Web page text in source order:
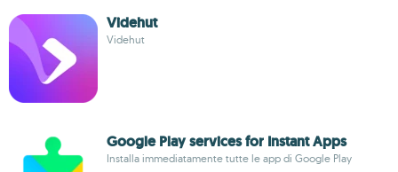
Videhut
Videhut
Google Play services for Instant Apps
Installa immediatamente tutte le app di Google Play